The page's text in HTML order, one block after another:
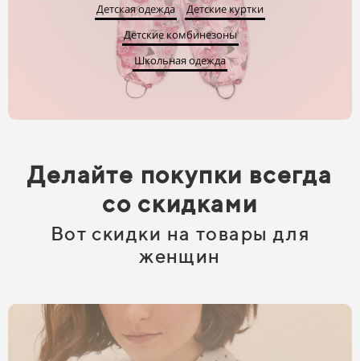
Детская одежда
Детские куртки
Детские комбинезоны
Школьная одежда
Делайте покупки всегда
со скидками
Вот скидки на товары для
женщин